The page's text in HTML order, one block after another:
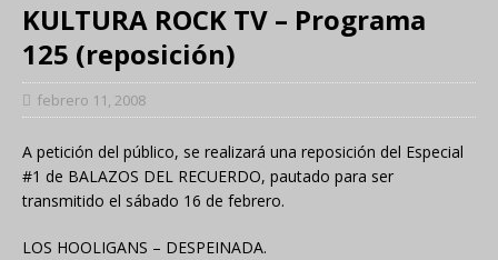
KULTURA ROCK TV – Programa
125 (reposición)
febrero 11, 2008
A petición del público, se realizará una reposición del Especial
#1 de BALAZOS DEL RECUERDO, pautado para ser
transmitido el sábado 16 de febrero.
LOS HOOLIGANS – DESPEINADA.